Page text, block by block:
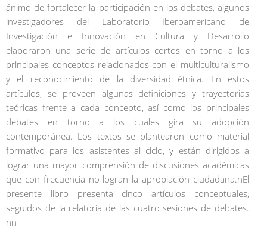
ánimo de fortalecer la participación en los debates, algunos
investigadores del Laboratorio Iberoamericano de
Investigación e Innovación en Cultura y Desarrollo
elaboraron una serie de artículos cortos en torno a los
principales conceptos relacionados con el multiculturalismo
y el reconocimiento de la diversidad étnica. En estos
artículos, se proveen algunas definiciones y trayectorias
teóricas frente a cada concepto, así como los principales
debates en torno a los cuales gira su adopción
contemporánea. Los textos se plantearon como material
formativo para los asistentes al ciclo, y están dirigidos a
lograr una mayor comprensión de discusiones académicas
que con frecuencia no logran la apropiación ciudadana.nEl
presente libro presenta cinco artículos conceptuales,
seguidos de la relatoría de las cuatro sesiones de debates.
nn